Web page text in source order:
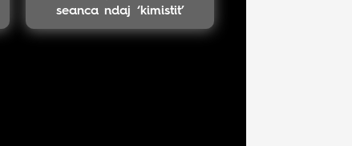
seanca ndaj ‘kimistit’